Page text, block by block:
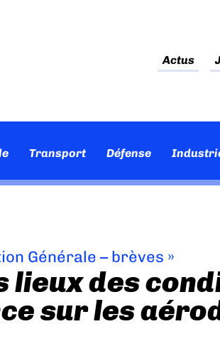
Actus
Transport Défense
Générale – brèves »
lieux des
sur les